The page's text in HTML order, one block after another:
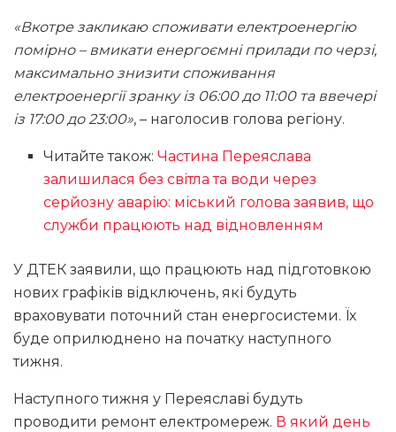
«Вкотре закликаю споживати електроенергію
помірно – вмикати енергоємні прилади по черзі,
максимально знизити споживання
електроенергії зранку із 06:00 до 11:00 та ввечері
із 17:00 до 23:00», – наголосив голова регіону.
Читайте також:Частина Переяслава
залишилася без світла та води через
серйозну аварію: міський голова заявив, що
служби працюють над відновленням
У ДТЕК заявили, що працюють над підготовкою
нових графіків відключень, які будуть
враховувати поточний стан енергосистеми. Їх
буде оприлюднено на початку наступного
тижня.
Наступного тижня у Переяславі будуть
проводити ремонт електромереж. В який день